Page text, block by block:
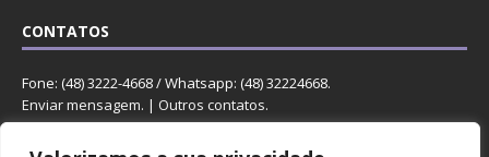
CONTATOS
Fone: (48) 3222-4668 / Whatsapp: (48) 32224668.
Enviar mensagem. | Outros contatos.
REDES